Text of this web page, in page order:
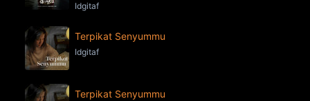
Idgitaf
Terpikat Senyummu
Idgitaf
Terpikat Senyummu